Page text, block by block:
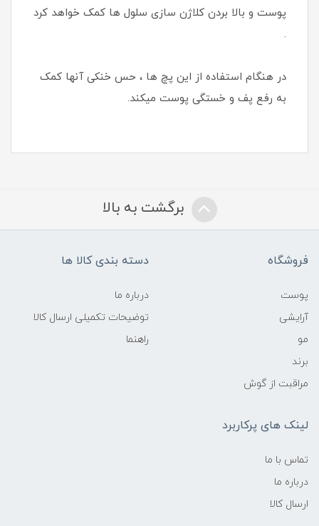
پوست و بالا بردن کلاژن سازی سلول ها کمک خواهد کرد
.
در هنگام استفاده از این پچ ها ، حس خنکی آنها کمک
به رفع پف و خستگی پوست میکند.
برگشت به بالا
فروشگاه
پوست
آرایشی
مو
برند
مراقبت از گوش
دسته بندی کالا ها
درباره ما
توضیحات تکمیلی ارسال کالا
راهنما
لینک های پرکاربرد
تماس با ما
درباره ما
ارسال کالا